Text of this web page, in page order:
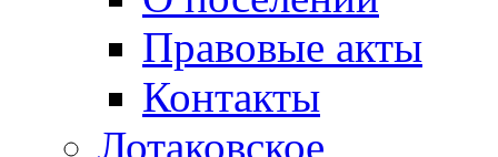
Правовые акты
Контакты
Лотаковское